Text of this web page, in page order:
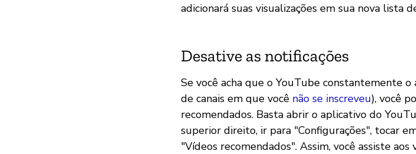
adicionará suas visualizações em sua nova lista
Desative as notificações
Se você acha que o YouTube constantemente
de canais em que você não se inscreveu), você
recomendados. Basta abrir o aplicativo do
superior direito, ir para "Configurações", tocar
"Vídeos recomendados". Assim, você assiste